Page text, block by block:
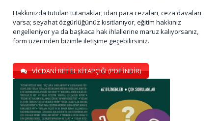
Hakkınızda tutulan tutanaklar, idari para cezaları, ceza davaları
varsa; seyahat özgürlüğünüz kısıtlanıyor, eğitim hakkınız
engelleniyor ya da başkaca hak ihlallerine maruz kalıyorsanız,
form üzerinden bizimle iletişime geçebilirsiniz.
VİCDANİ RET EL KİTAPÇIĞI (PDF İNDİR)